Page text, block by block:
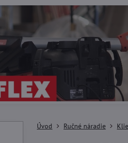
Úvod Ručné náradie